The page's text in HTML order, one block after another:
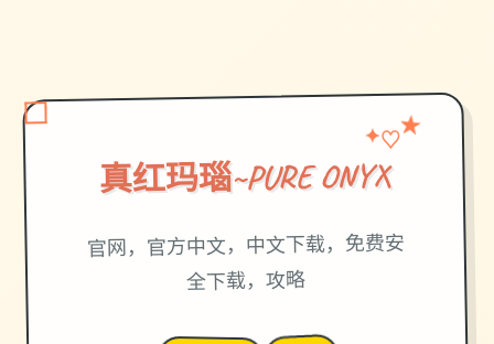
真红玛瑙~PURE ONYX
✦♡★
官网，官方中文，中文下载，免费安
全下载，攻略